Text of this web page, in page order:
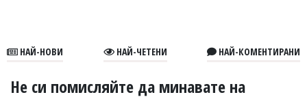
В
НАЙ-НОВИ НАЙ-ЧЕТЕНИ НАЙ-КОМЕНТИРАНИ
Не си помисляйте да минавате на